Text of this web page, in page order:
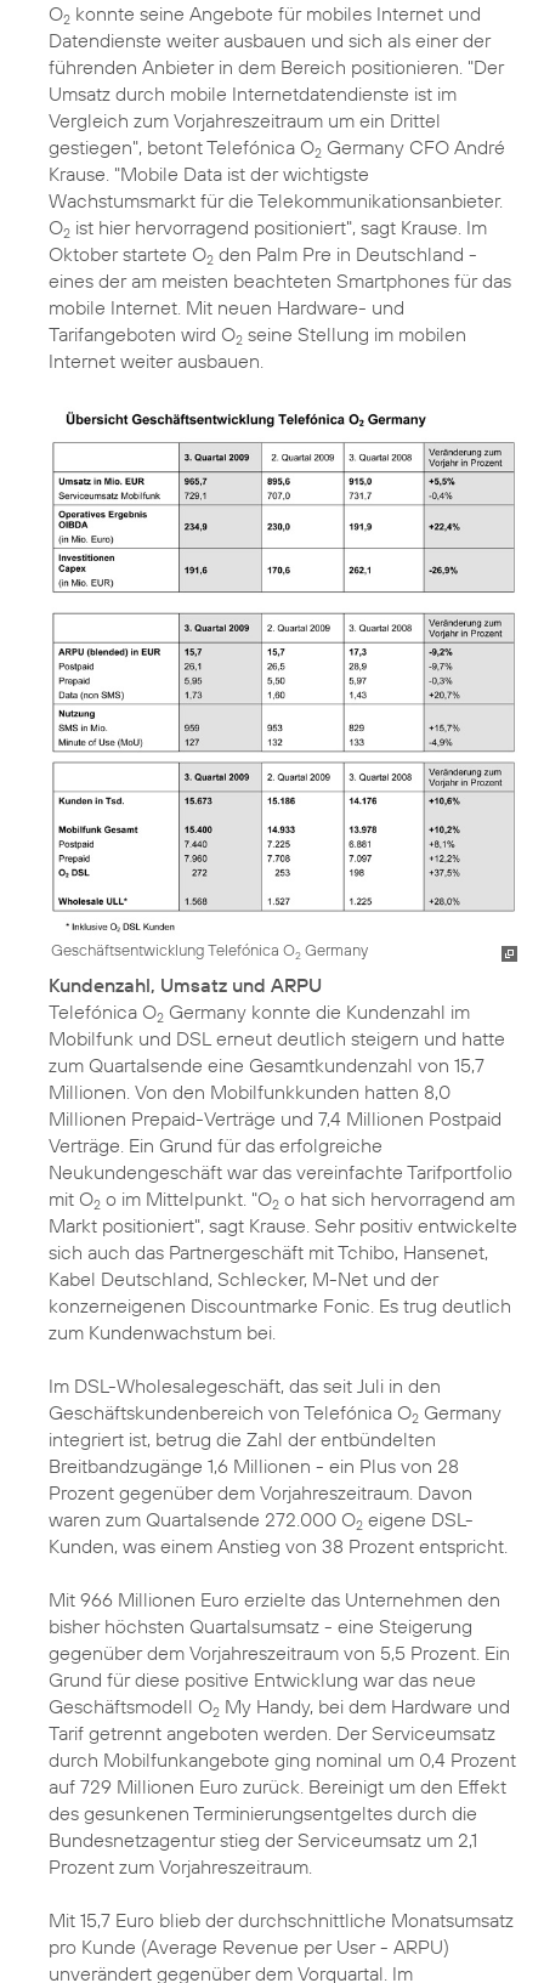
O2 konnte seine Angebote für mobiles Internet und
Datendienste weiter ausbauen und sich als einer der
führenden Anbieter in dem Bereich positionieren. "Der
Umsatz durch mobile Internetdatendienste ist im
Vergleich zum Vorjahreszeitraum um ein Drittel
gestiegen", betont Telefónica O2 Germany CFO André
Krause. "Mobile Data ist der wichtigste
Wachstumsmarkt für die Telekommunikationsanbieter.
O2 ist hier hervorragend positioniert", sagt Krause. Im
Oktober startete O2 den Palm Pre in Deutschland -
eines der am meisten beachteten Smartphones für das
mobile Internet. Mit neuen Hardware- und
Tarifangeboten wird O2 seine Stellung im mobilen
Internet weiter ausbauen.
Geschäftsentwicklung Telefónica O2 Germany
Kundenzahl, Umsatz und ARPU
Telefónica O2 Germany konnte die Kundenzahl im
Mobilfunk und DSL erneut deutlich steigern und hatte
zum Quartalsende eine Gesamtkundenzahl von 15,7
Millionen. Von den Mobilfunkkunden hatten 8,0
Millionen Prepaid-Verträge und 7,4 Millionen Postpaid
Verträge. Ein Grund für das erfolgreiche
Neukundengeschäft war das vereinfachte Tarifportfolio
mit O2 o im Mittelpunkt. "O2 o hat sich hervorragend am
Markt positioniert", sagt Krause. Sehr positiv entwickelte
sich auch das Partnergeschäft mit Tchibo, Hansenet,
Kabel Deutschland, Schlecker, M-Net und der
konzerneigenen Discountmarke Fonic. Es trug deutlich
zum Kundenwachstum bei.
Im DSL-Wholesalegeschäft, das seit Juli in den
Geschäftskundenbereich von Telefónica O2 Germany
integriert ist, betrug die Zahl der entbündelten
Breitbandzugänge 1,6 Millionen - ein Plus von 28
Prozent gegenüber dem Vorjahreszeitraum. Davon
waren zum Quartalsende 272.000 O2 eigene DSL-
Kunden, was einem Anstieg von 38 Prozent entspricht.
Mit 966 Millionen Euro erzielte das Unternehmen den
bisher höchsten Quartalsumsatz - eine Steigerung
gegenüber dem Vorjahreszeitraum von 5,5 Prozent. Ein
Grund für diese positive Entwicklung war das neue
Geschäftsmodell O2 My Handy, bei dem Hardware und
Tarif getrennt angeboten werden. Der Serviceumsatz
durch Mobilfunkangebote ging nominal um 0,4 Prozent
auf 729 Millionen Euro zurück. Bereinigt um den Effekt
des gesunkenen Terminierungsentgeltes durch die
Bundesnetzagentur stieg der Serviceumsatz um 2,1
Prozent zum Vorjahreszeitraum.
Mit 15,7 Euro blieb der durchschnittliche Monatsumsatz
pro Kunde (Average Revenue per User - ARPU)
unverändert gegenüber dem Vorquartal. Im